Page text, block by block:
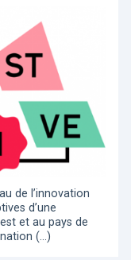
de l’innovation
d’une
et au pays de
(…)